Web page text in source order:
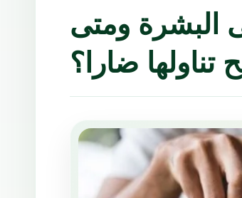
البشرة ومتى
تناولها ضارا؟